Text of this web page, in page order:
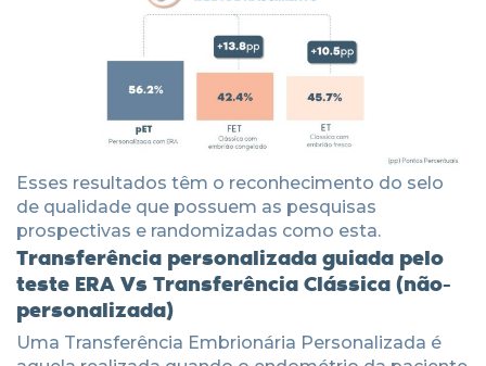
Esses resultados têm o reconhecimento do selo
de qualidade que possuem as pesquisas
prospectivas e randomizadas como esta.
Transferência personalizada guiada pelo
teste ERA Vs Transferência Clássica (não-
personalizada)
Uma Transferência Embrionária Personalizada é